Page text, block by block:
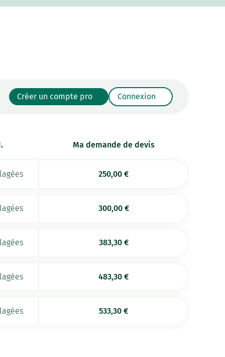
Créer un compte pro Connexion
Ma demande de devis
250,00€
300,00 €
383,30 €
483,30€
533,30€